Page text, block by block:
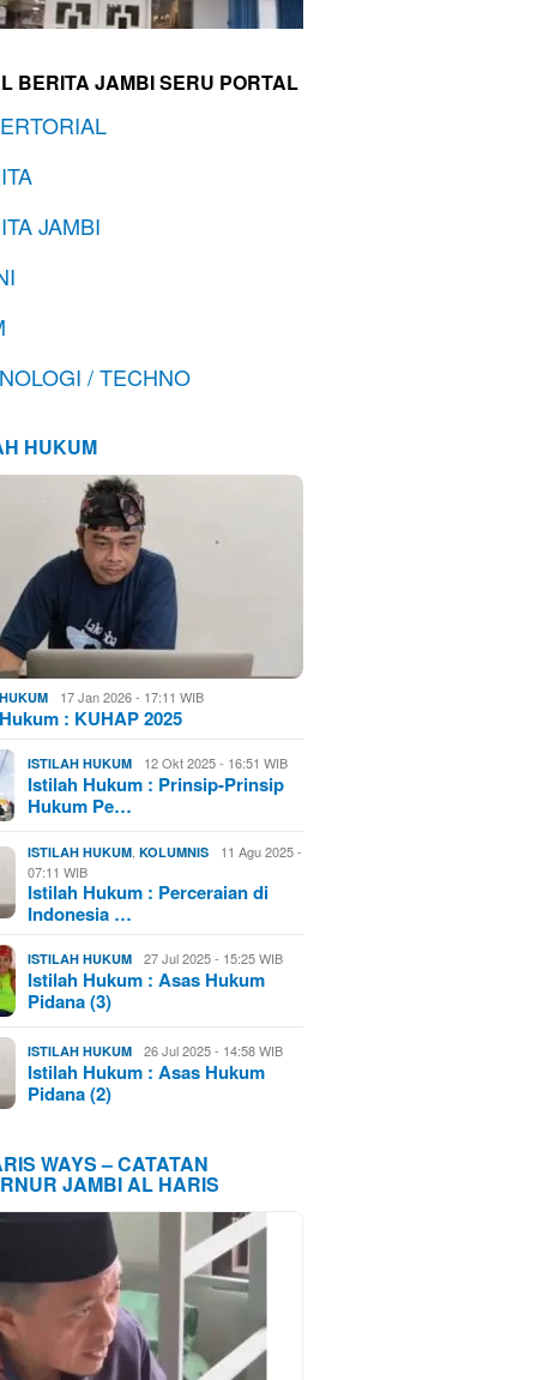
BERITA JAMBI SERU PORTAL
JAMBI
/ TECHNO
HUKUM
17 Jan 2026 - 17:11 WIB
: KUHAP 2025
ISTILAH HUKUM 12 Okt 2025 - 16:51 WIB
Istilah Hukum : Prinsip-Prinsip
Hukum Pe…
ISTILAH HUKUM ,KOLUMNIS
11 Agu 2025 -
07:11 WIB
Istilah Hukum : Perceraian di
Indonesia …
ISTILAH HUKUM 27 Jul 2025 - 15:25 WIB
Istilah Hukum : Asas Hukum
Pidana (3)
ISTILAH HUKUM 26 Jul 2025 - 14:58 WIB
Istilah Hukum : Asas Hukum
Pidana (2)
WAYS – CATATAN
JAMBI AL HARIS